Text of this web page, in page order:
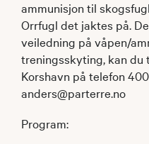
ammunisjon til
Orrfugl det jaktes på.
veiledning på våpen/
treningsskyting, kan du
Korshavn på telefon
anders@parterre.no
Program: